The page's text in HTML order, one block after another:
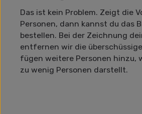
Das ist kein Problem. Zeigt die
Personen, dann kannst du das
bestellen. Bei der Zeichnung
entfernen wir die
fügen weitere Personen hinzu,
zu wenig Personen darstellt.